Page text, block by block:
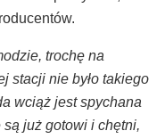
trochę na
stacji nie było takiego
wciąż jest spychana
już gotowi i chętni,